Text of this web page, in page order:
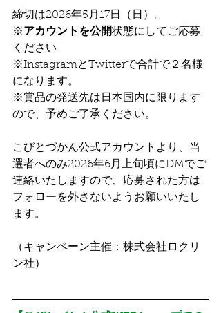
締切は2026年5月17日（日）。
※アカウントを公開状態にしてご応募
ください
※InstagramとTwitterで合計で２名様
になります。
※賞品の発送先は日本国内に限ります
ので、予めご了承ください。
こびとづかん公式アカウントより、当
選者へのみ2026年6月上旬頃にDMでご
連絡いたしますので、応募された方は
フォローを外さないようお願いいたし
ます。
（キャンペーン主催：株式会社ロクリ
ン社）